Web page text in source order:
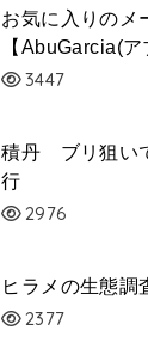
お気に入りのメ
【AbuGarcia(ア
3447
積丹 ブリ狙い
行
2976
ヒラメの生態調
2377